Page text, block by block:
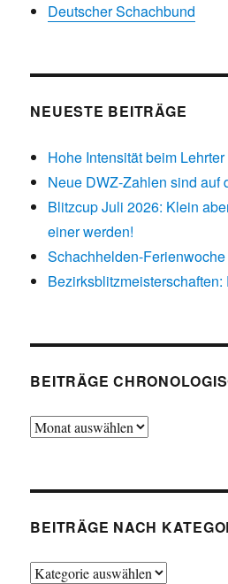
Deutscher Schachbund
NEUESTE BEITRÄGE
Hohe Intensität beim
Neue DWZ-Zahlen sind auf
Blitzcup Juli 2026: Klein
einer werden!
Schachhelden-
BEITRÄGE
Beiträge
BEITRÄGE NACH
Beiträge